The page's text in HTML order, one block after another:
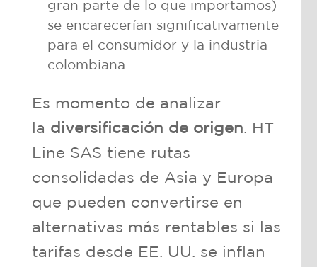
gran parte de lo que importamos)
se encarecerían significativamente
para el consumidor y la industria
colombiana.
Es momento de analizar
la diversificación de origen. HT
Line SAS tiene rutas
consolidadas de Asia y Europa
que pueden convertirse en
alternativas más rentables si las
tarifas desde EE. UU. se inflan